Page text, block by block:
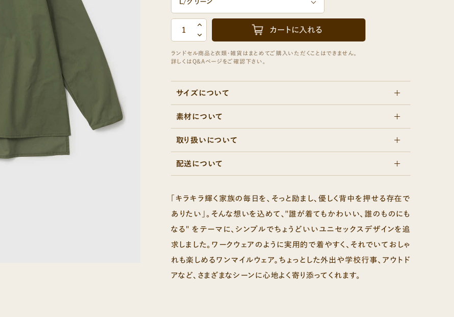
NOBLE ARTISAN
アルチザン
+CEL HOME PRODUCTS
+セルホームプロダクツ
サイズについて
素材について
取り扱いについて
配送について
「キラキラ輝く家族の毎日を、そっと励まし、優しく背中を押せる存在で
ありたい」。そんな想いを込めて、"誰が着てもかわいい、誰のものにも
なる" をテーマに、シンプルでちょうどいいユニセックスデザインを追
求しました。ワークウェアのように実用的で着やすく、それでいておしゃ
れも楽しめるワンマイルウェア。ちょっとした外出や学校行事、アウトド
アなど、さまざまなシーンに心地よく寄り添ってくれます。